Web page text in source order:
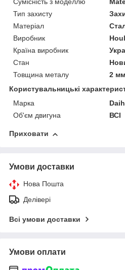
Сумісність з моделлю
Тип захисту
Матеріал
Виробник
Країна виробник
Стан
Товщина металу
2 мм
Користувальницькі
Марка
Об'єм двигуна
ВСІ
Приховати
Умови доставки
Нова Пошта
Делівері
Всі умови доставки
Умови оплати